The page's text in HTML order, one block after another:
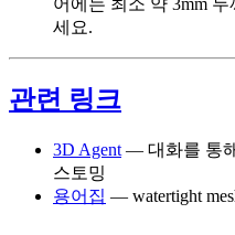
세요.
관련 링크
3D Agent — 대화를 통
스토밍
용어집 — watertight